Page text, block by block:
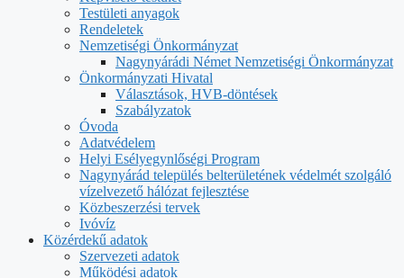
Testületi anyagok
Rendeletek
Nemzetiségi Önkormányzat
Nagynyárádi Német Nemzetiségi Önkormányzat
Önkormányzati Hivatal
Választások, HVB-döntések
Szabályzatok
Óvoda
Adatvédelem
Helyi Esélyegynlőségi Program
Nagynyárád település belterületének védelmét szolgáló
vízelvezető hálózat fejlesztése
Közbeszerzési tervek
Ivóvíz
Közérdekű adatok
Szervezeti adatok
Működési adatok